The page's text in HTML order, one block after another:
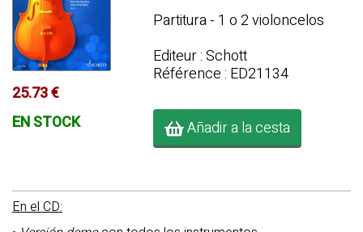
25.73 €
EN STOCK
Partitura - 1 o 2 violoncelos
Editeur : Schott
Référence : ED21134
Añadir a la cesta
En el CD: